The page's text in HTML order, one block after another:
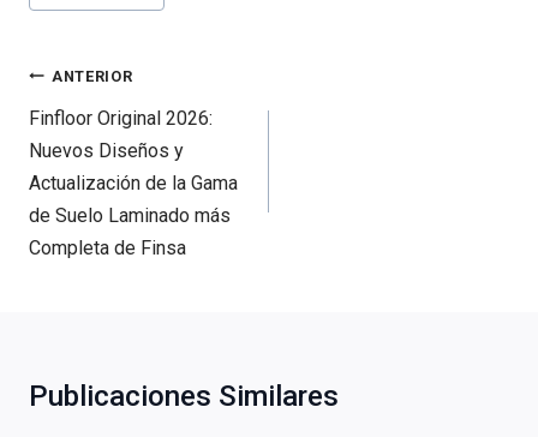
entrada:
Navegación
de
entradas
ANTERIOR
Finfloor Original 2026:
Nuevos Diseños y
Actualización de la Gama
de Suelo Laminado más
Completa de Finsa
Publicaciones Similares